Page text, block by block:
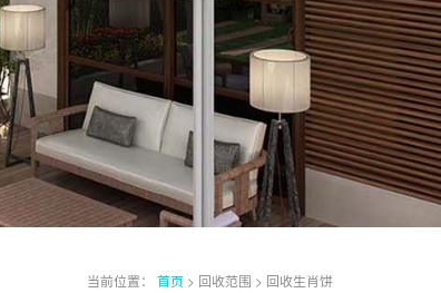
当前位置： 首页 > 回收范围 > 回收生肖饼